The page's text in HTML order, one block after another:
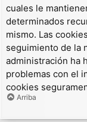
cuales le
determinados
mismo. Las
seguimiento de la
administración ha
problemas con el
cookies
Arriba